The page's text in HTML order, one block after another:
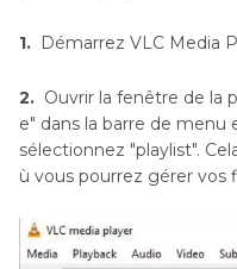
Partie 5
: Foire aux
1. Démarrez VLC Media
2. Ouvrir la fenêtre de la
e" dans la barre de menu
sélectionnez "playlist".
ù vous pourrez gérer vos